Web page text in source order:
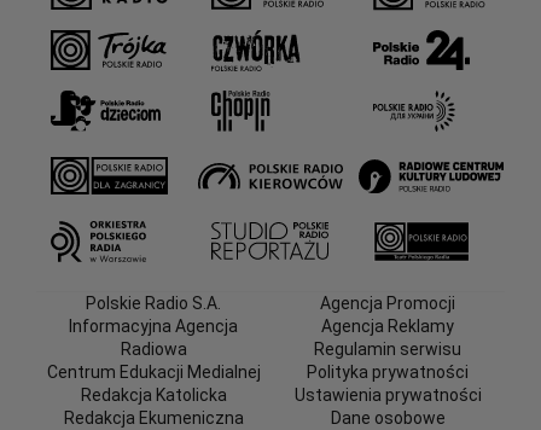
Polskie Radio S.A.
Informacyjna Agencja
Radiowa
Centrum Edukacji Medialnej
Redakcja Katolicka
Redakcja Ekumeniczna
Agencja Promocji
Agencja Reklamy
Regulamin serwisu
Polityka prywatności
Ustawienia prywatności
Dane osobowe